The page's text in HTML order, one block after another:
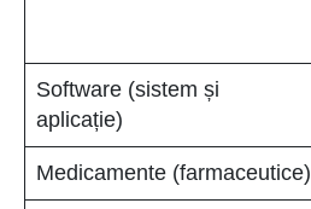
Software (sistem și
aplicație)
Medicamente (farmaceutice)